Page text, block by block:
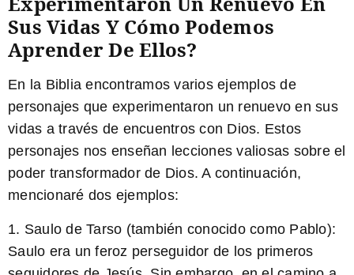
Sus Vidas Y Cómo Podemos
Aprender De Ellos?
En la Biblia encontramos varios ejemplos de
personajes que experimentaron un renuevo en sus
vidas a través de encuentros con Dios. Estos
personajes nos enseñan lecciones valiosas sobre el
poder transformador de Dios. A continuación,
mencionaré dos ejemplos:
1. Saulo de Tarso (también conocido como Pablo):
Saulo era un feroz perseguidor de los primeros